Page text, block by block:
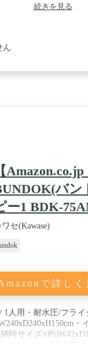
/ 全面ジッパーでフル
続きを見る
ん
【Amazon.co.jp
バン
ー1 BDK-
ワセ(Kawase)
で詳しく
人用・耐水圧/フライ
・
時サイズ/(約